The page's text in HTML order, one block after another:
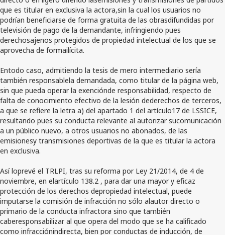
que es titular en exclusiva la actora,sin la cual los usuarios no
podrían beneficiarse de forma gratuita de las obrasdifundidas por
televisión de pago de la demandante, infringiendo pues
derechosajenos protegidos de propiedad intelectual de los que se
aprovecha de formailícita.
Entodo caso, admitiendo la tesis de mero intermediario sería
también responsablela demandada, como titular de la página web,
sin que pueda operar la exenciónde responsabilidad, respecto de
falta de conocimiento efectivo de la lesión dederechos de terceros,
a que se refiere la letra a) del apartado 1 del artículo17 de LSSICE,
resultando pues su conducta relevante al autorizar sucomunicación
a un público nuevo, a otros usuarios no abonados, de las
emisionesy transmisiones deportivas de la que es titular la actora
en exclusiva.
Así loprevé el TRLPI, tras su reforma por Ley 21/2014, de 4 de
noviembre, en elartículo 138.2 , para dar una mayor y eficaz
protección de los derechos depropiedad intelectual, puede
imputarse la comisión de infracción no sólo alautor directo o
primario de la conducta infractora sino que también
caberesponsabilizar al que opera del modo que se ha calificado
como infracciónindirecta, bien por conductas de inducción, de